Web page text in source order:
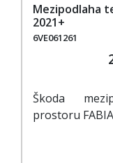
Mezipodlaha
2021+
6VE061261
Škoda
prostoru